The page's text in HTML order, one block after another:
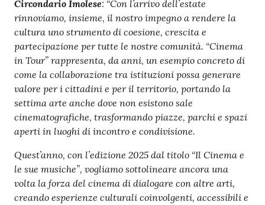
Circondario Imolese: “Con l’arrivo dell’estate
rinnoviamo, insieme, il nostro impegno a rendere la
cultura uno strumento di coesione, crescita e
partecipazione per tutte le nostre comunità. “Cinema
in Tour” rappresenta, da anni, un esempio concreto di
come la collaborazione tra istituzioni possa generare
valore per i cittadini e per il territorio, portando la
settima arte anche dove non esistono sale
cinematografiche, trasformando piazze, parchi e spazi
aperti in luoghi di incontro e condivisione.
Quest’anno, con l’edizione 2025 dal titolo “Il Cinema e
le sue musiche”, vogliamo sottolineare ancora una
volta la forza del cinema di dialogare con altre arti,
creando esperienze culturali coinvolgenti, accessibili e